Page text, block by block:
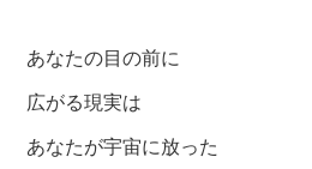
あなたの目の前に
広がる現実は
あなたが宇宙に放った